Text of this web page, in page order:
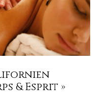
& Esprit »